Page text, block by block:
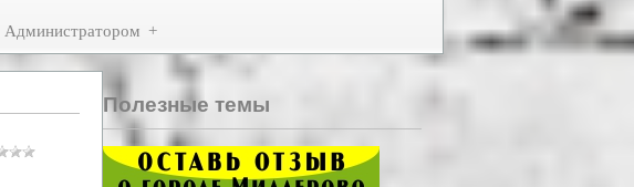
Администратором
Полезные темы